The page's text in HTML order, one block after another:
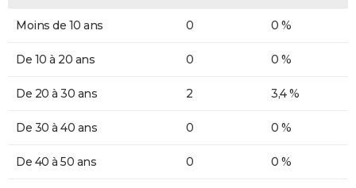
Moins de 10 ans 0 0 %
De 10 à 20 ans 0 0 %
De 20 à 30 ans 2 3,4 %
De 30 à 40 ans 0 0 %
De 40 à 50 ans 0 0 %